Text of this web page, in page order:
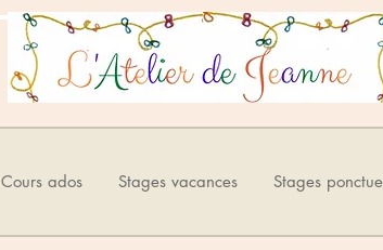
Cours ados Stages vacances Stages